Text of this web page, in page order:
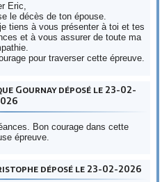
Eric,
le décès de ton épouse.
tiens à vous présenter à toi et tes
et à vous assurer de toute ma
pour traverser cette épreuve.
Gournay déposé le 23-02-
Bon courage dans cette
épreuve.
déposé le 23-02-2026